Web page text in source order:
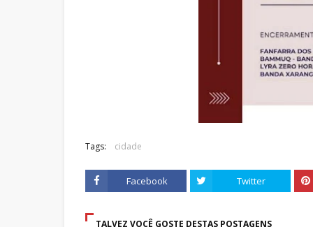
Tags: cidade
Facebook Twitter
TALVEZ VOCÊ GOSTE DESTAS POSTAGENS